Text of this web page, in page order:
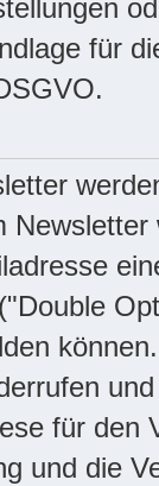
für
für
und die